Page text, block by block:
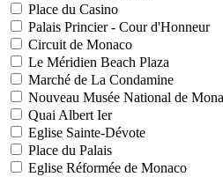
Place du Casino
Palais Princier - Cour d'Honneur
Circuit de Monaco
Le Méridien Beach Plaza
Marché de La Condamine
Nouveau Musée National de
Quai Albert Ier
Eglise Sainte-Dévote
Place du Palais
Eglise Réformée de Monaco